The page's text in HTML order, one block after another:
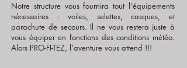
Notre structure vous fournira tout l'équipements
nécessaires : voiles, selettes, casques, et
parachute de secours. Il ne vous restera juste à
vous équiper en fonctions des conditions météo.
Alors PRO-FI-TEZ, l'aventure vous attend !!!